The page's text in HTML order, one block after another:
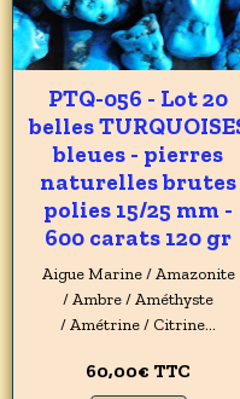
PTQ-056 - Lot 20
belles
bleues - pierres
naturelles brutes
polies 15/25 mm -
600 carats 120 gr
Aigue Marine / Amazonite
/ Ambre / Améthyste
/ Amétrine / Citrine...
60,00€ TTC